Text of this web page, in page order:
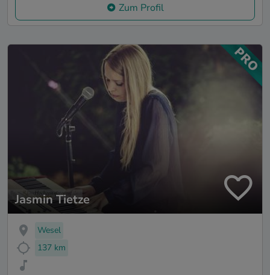
Zum Profil
Jasmin Tietze
Wesel
137 km